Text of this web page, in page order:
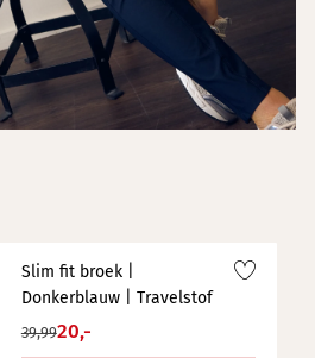
Slim fit broek |
Donkerblauw | Travelstof
39,9920,-